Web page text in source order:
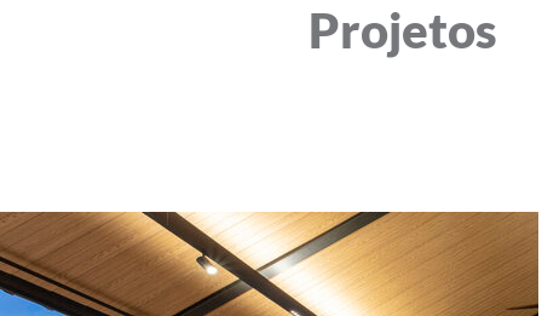
Projetos